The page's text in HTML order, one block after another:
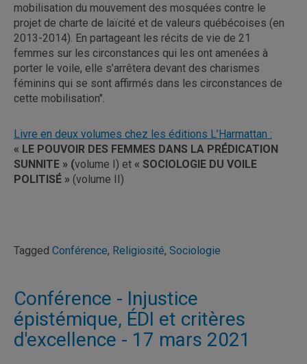
mobilisation du mouvement des mosquées contre le
projet de charte de laïcité et de valeurs québécoises (en
2013-2014). En partageant les récits de vie de 21
femmes sur les circonstances qui les ont amenées à
porter le voile, elle s’arrêtera devant des charismes
féminins qui se sont affirmés dans les circonstances de
cette mobilisation".
Livre en deux volumes chez les éditions L’Harmattan :
« LE POUVOIR DES FEMMES DANS LA PRÉDICATION
SUNNITE » (volume I) et « SOCIOLOGIE DU VOILE
POLITISÉ » (volume II)
Tagged Conférence, Religiosité, Sociologie
Conférence - Injustice
épistémique, ÉDI et critères
d'excellence - 17 mars 2021